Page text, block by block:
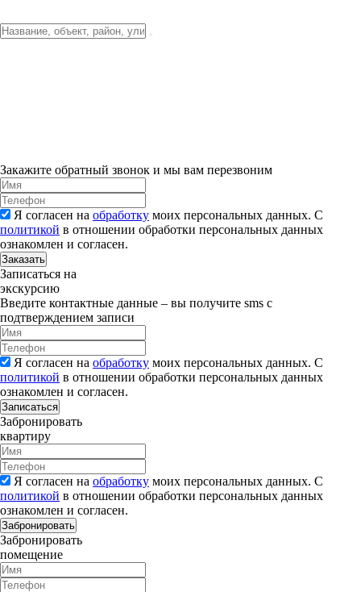
Закажите обратный звонок и мы вам перезвоним
Я согласен на обработку моих персональных данных. С
политикой в отношении обработки персональных данных
ознакомлен и согласен.
Заказать
Записаться на
экскурсию
Введите контактные данные – вы получите sms с
подтверждением записи
Я согласен на обработку моих персональных данных. С
политикой в отношении обработки персональных данных
ознакомлен и согласен.
Записаться
Забронировать
квартиру
Я согласен на обработку моих персональных данных. С
политикой в отношении обработки персональных данных
ознакомлен и согласен.
Забронировать
Забронировать
помещение